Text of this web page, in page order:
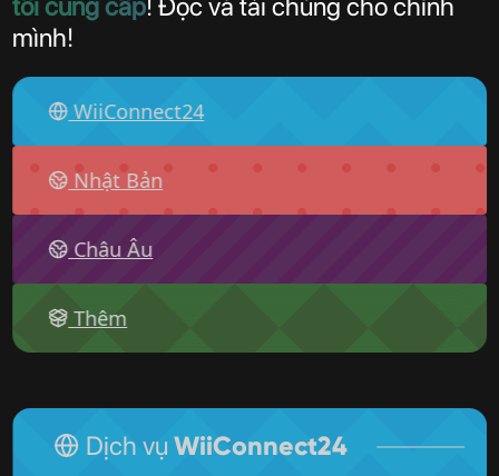
tôi cung cấp! Đọc và tải chúng cho chính
mình!
WiiConnect24
Nhật Bản
Châu Âu
Thêm
Dịch vụ WiiConnect24